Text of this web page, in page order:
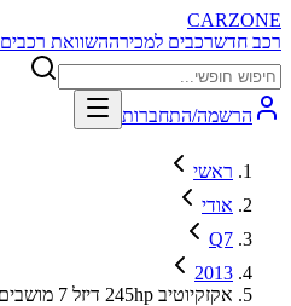
CARZONE
רכב חדשרכבים למכירההשוואת רכבים
הרשמה/התחברות
ראשי
אודי
Q7
2013
אקזקיוטיב 245hp דיזל 7 מושבים